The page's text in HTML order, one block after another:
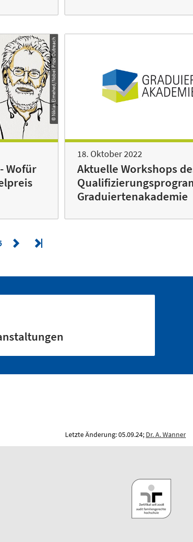
© Niklas Elmehed/Nobel Prize Outreach
Wofür
18. Oktober 2022
Aktuelle Workshops
Graduiertenakademie
Letzte Änderung: 05.09.24; Dr. A. Wanner